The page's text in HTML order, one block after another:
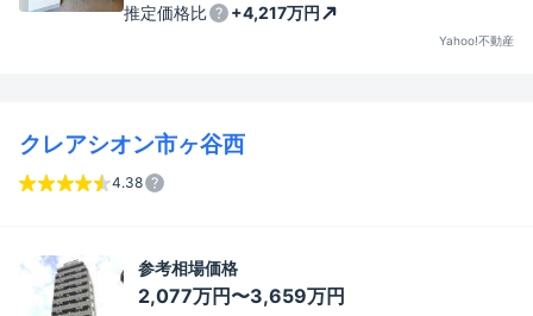
推定価格比
+4,217万円
Yahoo!不動産
クレアシオン市ヶ谷西
4.38
参考相場価格
2,077万円〜3,659万円